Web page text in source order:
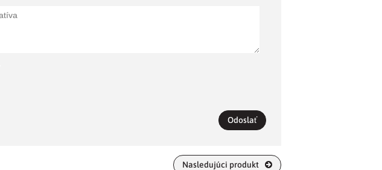
Odoslať
Nasledujúci produkt